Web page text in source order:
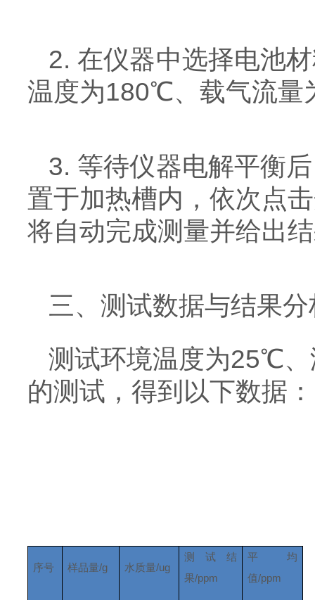
2. 在仪器中选择电池
温度为180℃、载气流量
3. 等待仪器电解平衡
置于加热槽内，依次点
将自动完成测量并给出
三、测试数据与结果分
测试环境温度为25℃、
的测试，得到以下数据：
序号 样品量/g 水质量/ug
测试结
果/ppm
平均
值/ppm